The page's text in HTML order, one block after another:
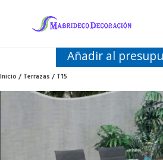
Añadir al
Inicio/Terrazas/ T15